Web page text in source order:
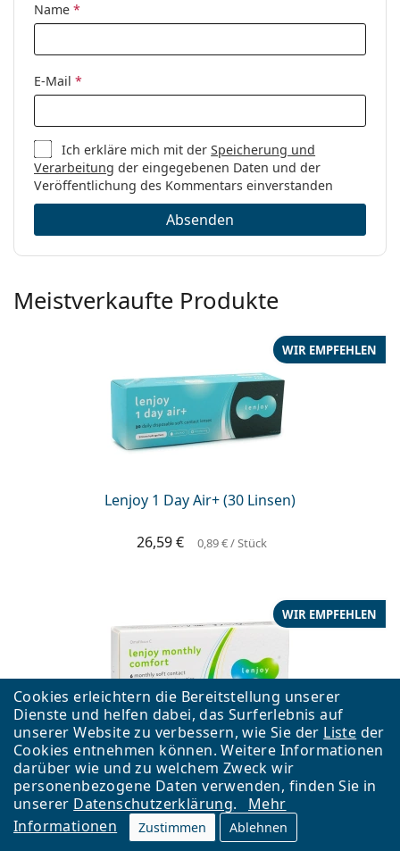
Cookies erleichtern die Bereitstellung unserer
Dienste und helfen dabei, das Surferlebnis auf
unserer Website zu verbessern, wie Sie der Liste der
Cookies entnehmen können. Weitere Informationen
darüber wie und zu welchem Zweck wir
personenbezogene Daten verwenden, finden Sie in
unserer Datenschutzerklärung.
Mehr
Informationen
Zustimmen Ablehnen
Name *
E-Mail *
Ich erkläre mich mit derSpeicherung und
Verarbeitung der eingegebenen Daten und der
Veröffentlichung des Kommentars einverstanden
Absenden
Meistverkaufte Produkte
Lenjoy 1 Day Air+ (30 Linsen)
WIR EMPFEHLEN
26,59 € 0,89 €/ Stück
Lenjoy Monthly Comfort (6 Linsen)
WIR EMPFEHLEN
15,79 € 2,63 €/ Stück